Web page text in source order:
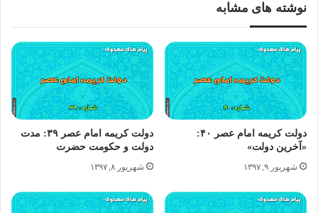
نوشته های مشابه
دولت کریمه امام عصر ۴۰:
«آخرین دولت»
شهریور ۹, ۱۳۹۷
دولت کریمه امام عصر ۳۹: مدت
دولت و حکومت حضرت
شهریور ۸, ۱۳۹۷